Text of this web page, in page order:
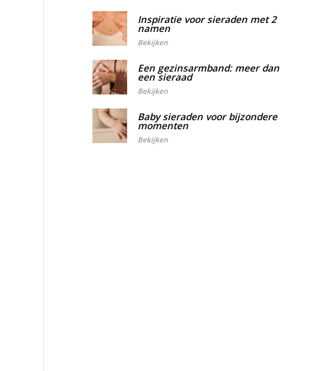
Inspiratie voor sieraden met 2
namen
Bekijken
Een gezinsarmband: meer dan
een sieraad
Bekijken
Baby sieraden voor bijzondere
momenten
Bekijken